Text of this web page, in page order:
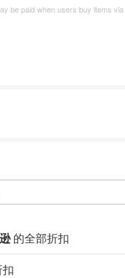
be paid when users buy items via
的全部折扣